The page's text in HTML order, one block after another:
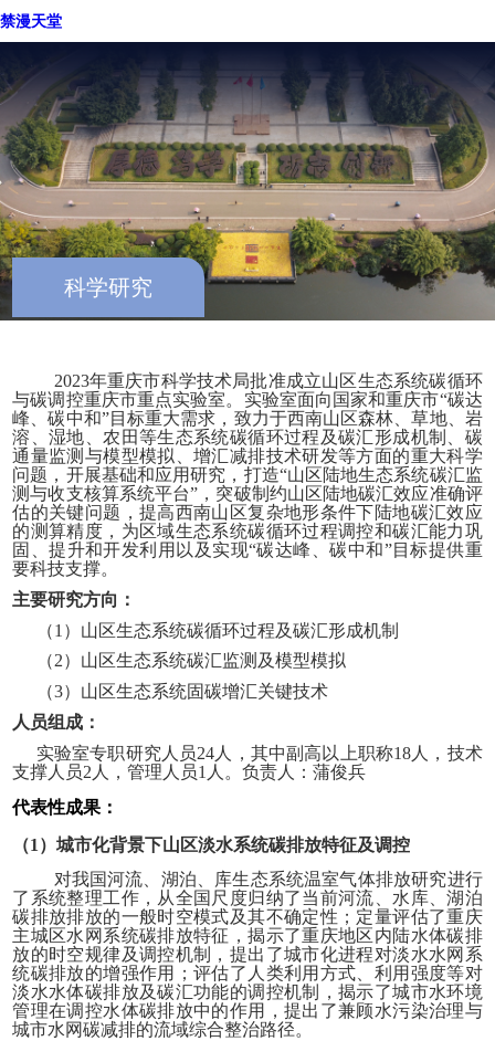
禁漫天堂重庆禁漫天堂
禁漫天堂-禁漫天堂软件-禁漫天堂软件下载
现代智慧旅游产业学院
重庆禁漫天堂
科学研究
2023年重庆市科学技术局批准成立山区生态系统碳循环
与碳调控重庆市重点实验室。实验室面向国家和重庆市“碳达
峰、碳中和”目标重大需求，致力于西南山区森林、草地、岩
溶、湿地、农田等生态系统碳循环过程及碳汇形成机制、碳
通量监测与模型模拟、增汇减排技术研发等方面的重大科学
问题，开展基础和应用研究，打造“山区陆地生态系统碳汇监
测与收支核算系统平台”，突破制约山区陆地碳汇效应准确评
估的关键问题，提高西南山区复杂地形条件下陆地碳汇效应
的测算精度，为区域生态系统碳循环过程调控和碳汇能力巩
固、提升和开发利用以及实现“碳达峰、碳中和”目标提供重
要科技支撑。
主要研究方向：
（1）山区生态系统碳循环过程及碳汇形成机制
（2）山区生态系统碳汇监测及模型模拟
（3）山区生态系统固碳增汇关键技术
人员组成：
实验室专职研究人员24人，其中副高以上职称18人，技术
支撑人员2人，管理人员1人。负责人：蒲俊兵
代表性成果：
（1）城市化背景下山区淡水系统碳排放特征及调控
对我国河流、湖泊、库生态系统温室气体排放研究进行
了系统整理工作，从全国尺度归纳了当前河流、水库、湖泊
碳排放排放的一般时空模式及其不确定性；定量评估了重庆
主城区水网系统碳排放特征，揭示了重庆地区内陆水体碳排
放的时空规律及调控机制，提出了城市化进程对淡水水网系
统碳排放的增强作用；评估了人类利用方式、利用强度等对
淡水水体碳排放及碳汇功能的调控机制，揭示了城市水环境
管理在调控水体碳排放中的作用，提出了兼顾水污染治理与
城市水网碳减排的流域综合整治路径。